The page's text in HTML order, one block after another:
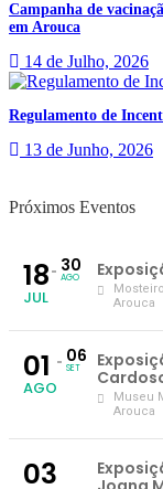
Campanha de
em Arouca
14 de Julho, 2026
Regulamento de
13 de Junho, 2026
Próximos Eventos
18
JUL
30
AGO
Arouca
01
AGO
06
SET
Museu
Arouca
03